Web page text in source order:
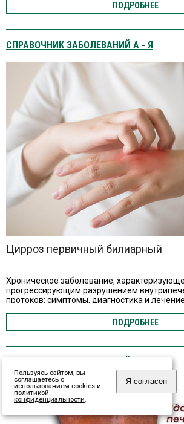
ПОДРОБНЕЕ
СПРАВОЧНИК ЗАБОЛЕВАНИЙ А - Я
Цирроз первичный билиарный
Хроническое заболевание,
прогрессирующим разрушением
протоков: симптомы, диагностика и
ПОДРОБНЕЕ
Пользуясь сайтом, вы
соглашаетесь с
использованием cookies и
политикой
конфиденциальности.
Я согласен